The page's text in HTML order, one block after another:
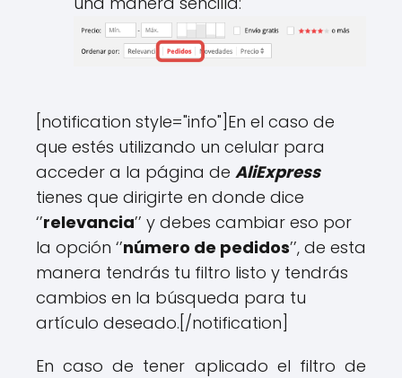
[notification style="info"] En el caso de
que estés utilizando un celular para
acceder a la página de AliExpress
tienes que dirigirte en donde dice
‘’relevancia’’ y debes cambiar eso por
la opción ‘’número de pedidos’’, de esta
manera tendrás tu filtro listo y tendrás
cambios en la búsqueda para tu
artículo deseado.[/notification]
En caso de tener aplicado el filtro de